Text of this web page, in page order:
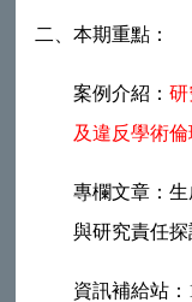
二、本期重點：
案例介紹：
及違反學術倫
專欄文章：
與研究責任探
資訊補給站